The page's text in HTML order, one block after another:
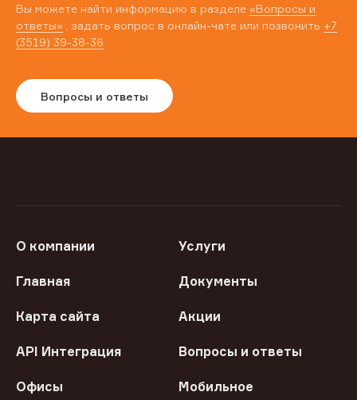
Вы можете найти информацию в разделе «Вопросы и
ответы» , задать вопрос в онлайн-чате или позвонить +7
(3519) 39-38-36
Вопросы и ответы
О компании Услуги
Главная Документы
Карта сайта Акции
API Интеграция Вопросы и ответы
Офисы
Мобильное